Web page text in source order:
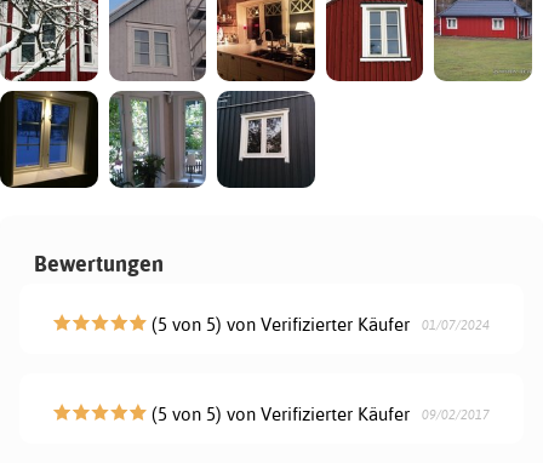
Bewertungen
(5 von 5) von Verifizierter Käufer 01/07/2024
(5 von 5) von Verifizierter Käufer 09/02/2017